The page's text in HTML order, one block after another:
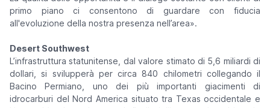
primo piano ci consentono di guardare con fiducia
all'evoluzione della nostra presenza nell’area».
Desert Southwest
L’infrastruttura statunitense, dal valore stimato di 5,6 miliardi di
dollari, si svilupperà per circa 840 chilometri collegando il
Bacino Permiano, uno dei più importanti giacimenti di
idrocarburi del Nord America situato tra Texas occidentale e